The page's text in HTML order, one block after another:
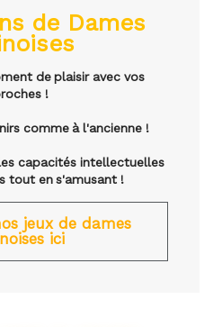
de Dames
de plaisir avec vos
!
comme à l'ancienne !
capacités intellectuelles
tout en s'amusant !
jeux de dames
ici